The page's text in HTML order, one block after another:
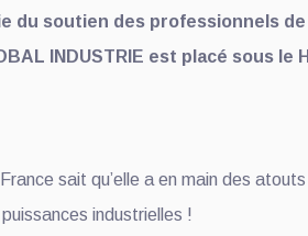
du soutien des professionnels
INDUSTRIE est placé sous le
sait qu’elle a en main des
industrielles !